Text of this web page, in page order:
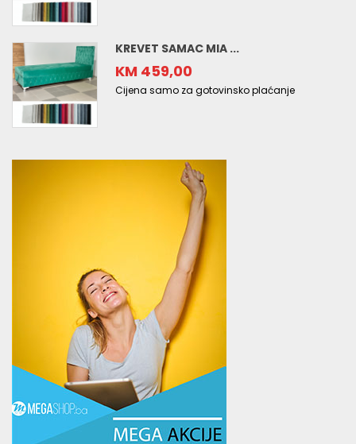
KREVET SAMAC MIA ...
KM 459,00
Cijena samo za gotovinsko plaćanje